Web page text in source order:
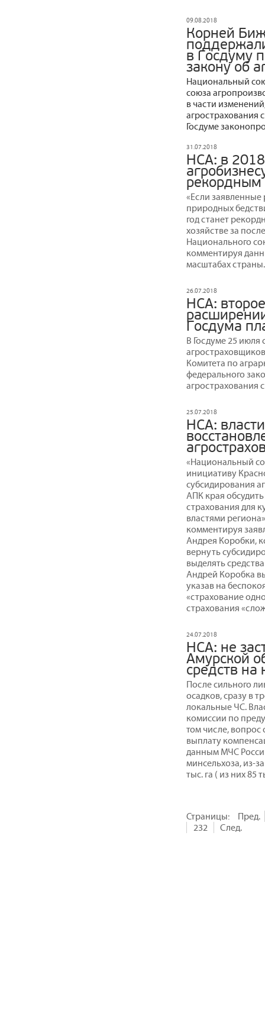
09.08.2018
Корней
в Госдуму
закону об
Национальный
союза
в части
агрострахования
Госдуме
31.07.2018
НСА: в
рекордным
«Если заявленные
природных
год станет
хозяйстве за
Национального
комментируя
масштабах страны.
26.07.2018
НСА:
Госдума
В Госдуме 25 июля
Комитета по
федерального
агрострахования
25.07.2018
НСА:
«Национальный
инициативу
субсидирования
АПК края
страхования для
властями
комментируя
Андрея Коробки,
вернуть
выделять
Андрей Коробка
указав на
«страхование
страхования
24.07.2018
НСА: не
Амурской
средств
После сильного
осадков, сразу в
локальные ЧС.
комиссии по
том числе,
выплату
данным МЧС
минсельхоза, из-
тыс. га ( из них 85
Страницы:
Пред.
232
След.